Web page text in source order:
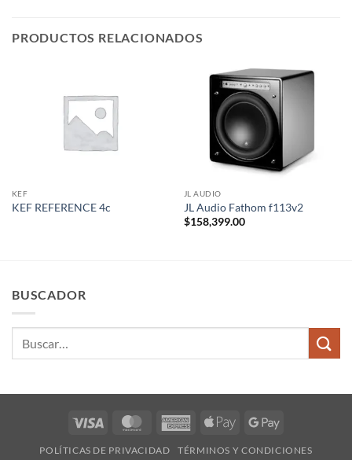
PRODUCTOS RELACIONADOS
KEF
KEF REFERENCE 4c
JL AUDIO
JL Audio Fathom f113v2
$158,399.00
BUSCADOR
Visa MasterCardAmericanApple
Google
POLÍTICAS DE PRIVACIDAD TÉRMINOS Y CONDICIONES